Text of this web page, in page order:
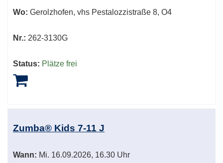
Wo: Gerolzhofen, vhs Pestalozzistraße 8, O4
Nr.: 262-3130G
Status: Plätze frei
Zumba® Kids 7-11 J
Wann: Mi. 16.09.2026, 16.30 Uhr